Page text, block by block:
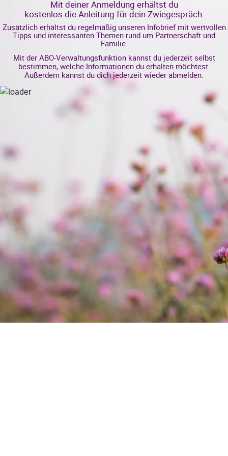
Mit deiner Anmeldung erhältst du
kostenlos die Anleitung für dein Zwiegespräch.
Zusätzlich erhältst du regelmäßig unseren Infobrief mit wertvollen
Tipps und interessanten Themen rund um Partnerschaft und
Familie.
Mit der ABO-Verwaltungsfunktion kannst du jederzeit selbst
bestimmen, welche Informationen du erhalten möchtest.
Außerdem kannst du dich jederzeit wieder abmelden.